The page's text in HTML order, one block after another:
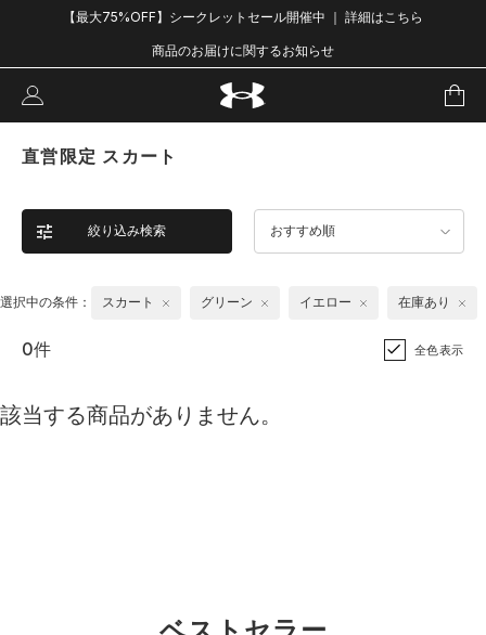
【最大75%OFF】シークレットセール開催中 ｜ 詳細はこちら
商品のお届けに関するお知らせ
直営限定 スカート
絞り込み検索 おすすめ順
選択中の条件： スカート グリーン イエロー 在庫あり
0件 全色表示
該当する商品がありません。